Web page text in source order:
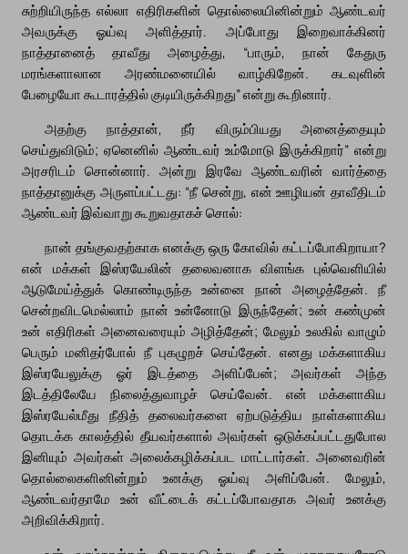
சுற்றியிருந்த எல்லா எதிரிகளின் தொல்லையினின்றும் ஆண்டவர்
அவருக்கு ஓய்வு அளித்தார். அப்போது இறைவாக்கினர்
நாத்தானைத் தாவீது அழைத்து, “பாரும், நான் கேதுரு
மரங்களாலான அரண்மனையில் வாழ்கிறேன். கடவுளின்
பேழையோ கூடாரத்தில் குடியிருக்கிறது” என்று கூறினார்.
அதற்கு நாத்தான், நீர் விரும்பியது அனைத்தையும்
செய்துவிடும்; ஏனெனில் ஆண்டவர் உம்மோடு இருக்கிறார்” என்று
அரசரிடம் சொன்னார். அன்று இரவே ஆண்டவரின் வார்த்தை
நாத்தானுக்கு அருளப்பட்டது: “நீ சென்று, என் ஊழியன் தாவீதிடம்
ஆண்டவர் இவ்வாறு கூறுவதாகச் சொல்:
நான் தங்குவதற்காக எனக்கு ஒரு கோவில் கட்டப்போகிறாயா?
என் மக்கள் இஸ்ரயேலின் தலைவனாக விளங்க புல்வெளியில்
ஆடுமேய்த்துக் கொண்டிருந்த உன்னை நான் அழைத்தேன். நீ
சென்றவிடமெல்லாம் நான் உன்னோடு இருந்தேன்; உன் கண்முன்
உன் எதிரிகள் அனைவரையும் அழித்தேன்; மேலும் உலகில் வாழும்
பெரும் மனிதர்போல் நீ புகழுறச் செய்தேன். எனது மக்களாகிய
இஸ்ரயேலுக்கு ஓர் இடத்தை அளிப்பேன்; அவர்கள் அந்த
இடத்திலேயே நிலைத்துவாழச் செய்வேன். என் மக்களாகிய
இஸ்ரயேல்மீது நீதித் தலைவர்களை ஏற்படுத்திய நாள்களாகிய
தொடக்க காலத்தில் தீயவர்களால் அவர்கள் ஒடுக்கப்பட்டதுபோல
இனியும் அவர்கள் அலைக்கழிக்கப்பட மாட்டார்கள். அனைவரின்
தொல்லைகளினின்றும் உனக்கு ஓய்வு அளிப்பேன். மேலும்,
ஆண்டவர்தாமே உன் வீட்டைக் கட்டப்போவதாக அவர் உனக்கு
அறிவிக்கிறார்.